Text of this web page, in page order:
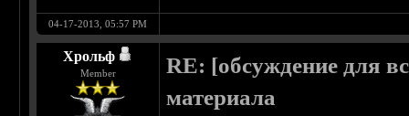
04-17-2013, 05:57 PM
Хрольф
Member
RE: [обсуждение для
материала